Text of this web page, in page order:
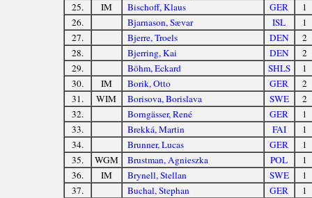
25.
IM Bischoff, Klaus GER
1
26.
Bjarnason, Sævar ISL
1
27.
Bjerre, Troels DEN
2
28.
Bjerring, Kai DEN
2
29.
Böhm, Eckard SHLS
1
30.
IM Borik, Otto GER
2
31.
WIM Borisova, Borislava SWE
2
32.
Borngässer, René GER
1
33.
Brekká, Martin FAI
1
34.
Brunner, Lucas GER
1
35.
WGM Brustman, Agnieszka POL
1
36.
IM Brynell, Stellan SWE
1
37.
Buchal, Stephan GER
1